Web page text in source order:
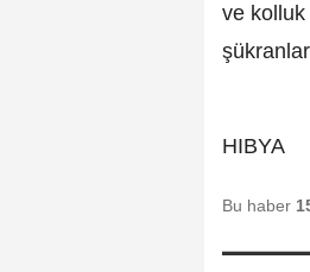
ve kolluk
HIBYA
Bu haber